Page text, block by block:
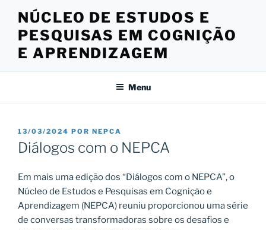
conteúdo
NÚCLEO DE ESTUDOS E
PESQUISAS EM COGNIÇÃO
E APRENDIZAGEM
Menu
PUBLICADO
EM
13/03/2024 POR NEPCA
Diálogos com o NEPCA
Em mais uma edição dos “Diálogos com o NEPCA”, o
Núcleo de Estudos e Pesquisas em Cognição e
Aprendizagem (NEPCA) reuniu proporcionou uma série
de conversas transformadoras sobre os desafios e